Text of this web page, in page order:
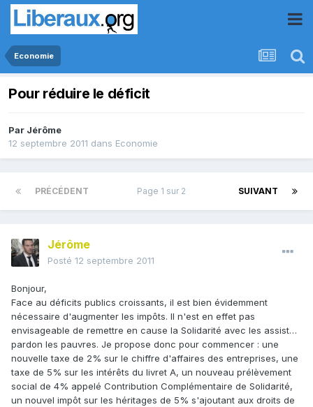
Economie
Pour réduire le déficit
Par Jérôme
12 septembre 2011 dans Economie
PRÉCÉDENT SUIVANT
Page 1 sur 2
Jérôme
Posté 12 septembre 2011
Bonjour,
Face au déficits publics croissants, il est bien évidemment
nécessaire d'augmenter les impôts. Il n'est en effet pas
envisageable de remettre en cause la Solidarité avec les assist…
pardon les pauvres. Je propose donc pour commencer : une
nouvelle taxe de 2% sur le chiffre d'affaires des entreprises, une
taxe de 5% sur les intérêts du livret A, un nouveau prélèvement
social de 4% appelé Contribution Complémentaire de Solidarité,
un nouvel impôt sur les héritages de 5% s'ajoutant aux droits de